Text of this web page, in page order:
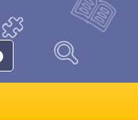
Facebook